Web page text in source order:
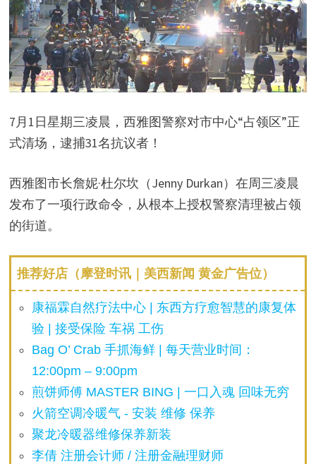
7月1日星期三凌晨，西雅图警察对市中心“占领区”正
式清场，逮捕31名抗议者！
西雅图市长詹妮·杜尔坎（Jenny Durkan）在周三凌晨
发布了一项行政命令，从根本上授权警察清理被占领
的街道。
推荐好店（摩登时讯｜美西新闻 黄金广告位）
康福霖自然疗法中心 | 东西方疗愈智慧的康复体
验 | 接受保险 车祸 工伤
Bag O’ Crab 手抓海鲜 | 每天营业时间：
12:00pm – 9:00pm
煎饼师傅 MASTER BING | 一口入魂 回味无穷
火箭空调冷暖气 - 安装 维修 保养
聚龙冷暖器维修保养新装
李倩 注册会计师 / 注册金融理财师